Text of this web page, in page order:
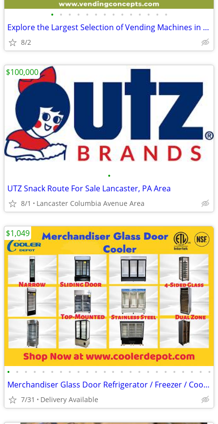
• • • • • • • • • • • • • •
Explore the Largest Selection of Vending Machines in the USA!
8/2
•
UTZ Snack Route For Sale Lancaster, PA Area
8/1 Lancaster Columbia Avenue Area
$100,000
• • • • • • • • • • • • • • • • • • • • • • • •
Merchandiser Glass Door Refrigerator / Freezer / Cooler
7/31 Delivery Available
$1,049